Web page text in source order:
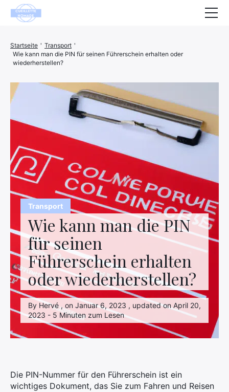
Transport
Wie kann man die PIN
für seinen
Führerschein erhalten
oder wiederherstellen?
By Hervé , on Januar 6, 2023 , updated on April 20,
2023 - 5 Minuten zum Lesen
Startseite ' Transport '
Wie kann man die PIN für seinen Führerschein erhalten oder
wiederherstellen?
Die PIN-Nummer für den Führerschein ist ein
wichtiges Dokument, das Sie zum Fahren und Reisen
Tiere
Dekoration
Haus
Wohlbefinden
Unternehmen
Finanzen
Hightech
Freizeit